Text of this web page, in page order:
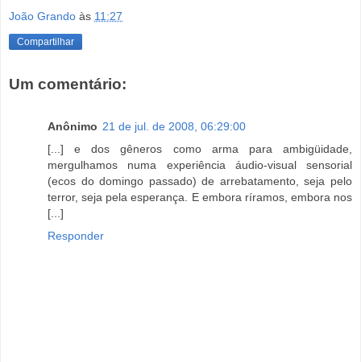
João Grando às 11:27
Compartilhar
Um comentário:
Anônimo 21 de jul. de 2008, 06:29:00
[...] e dos gêneros como arma para ambigüidade,
mergulhamos numa experiência áudio-visual sensorial
(ecos do domingo passado) de arrebatamento, seja pelo
terror, seja pela esperança. E embora ríramos, embora nos
[...]
Responder